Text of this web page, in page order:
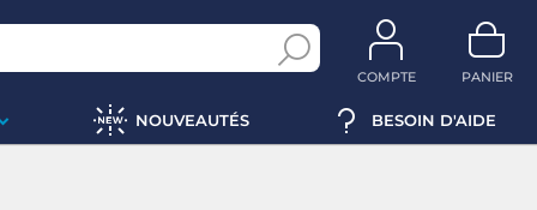
COMPTE PANIER
NOUVEAUTÉS BESOIN D'AIDE